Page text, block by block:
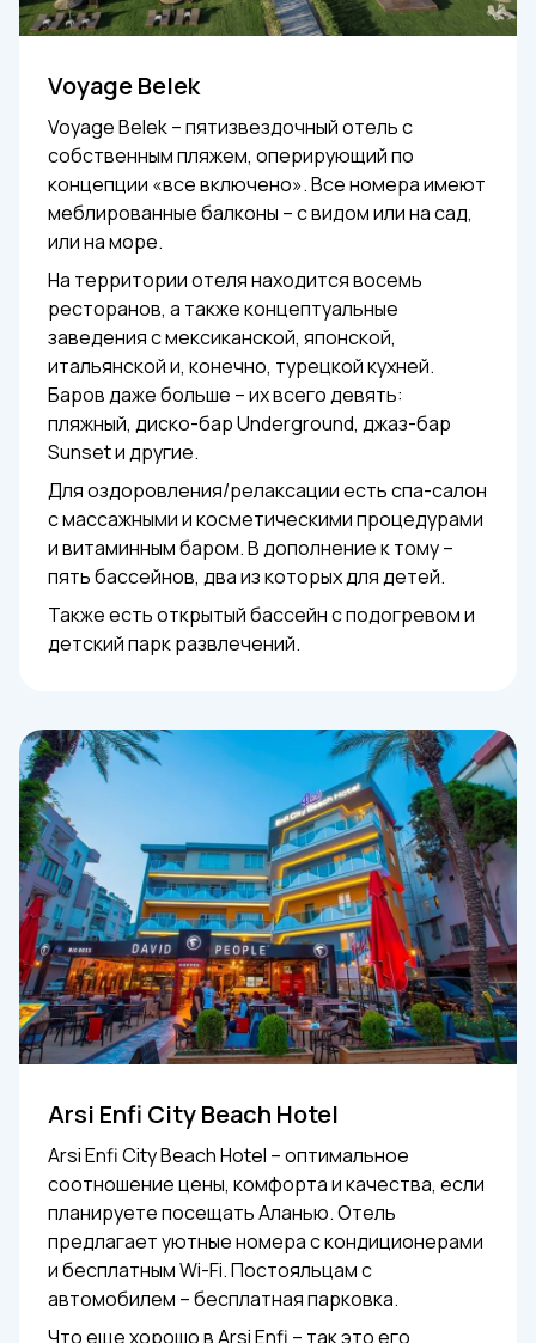
Voyage Belek
Voyage Belek – пятизвездочный отель с
собственным пляжем, оперирующий по
концепции «все включено». Все номера имеют
меблированные балконы – с видом или на сад,
или на море.
На территории отеля находится восемь
ресторанов, а также концептуальные
заведения с мексиканской, японской,
итальянской и, конечно, турецкой кухней.
Баров даже больше – их всего девять:
пляжный, диско-бар Underground, джаз-бар
Sunset и другие.
Для оздоровления/релаксации есть спа-салон
с массажными и косметическими процедурами
и витаминным баром. В дополнение к тому –
пять бассейнов, два из которых для детей.
Также есть открытый бассейн с подогревом и
детский парк развлечений.
Arsi Enfi City Beach Hotel
Arsi Enfi City Beach Hotel – оптимальное
соотношение цены, комфорта и качества, если
планируете посещать Аланью. Отель
предлагает уютные номера с кондиционерами
и бесплатным Wi-Fi. Постояльцам с
автомобилем – бесплатная парковка.
Что еще хорошо в Arsi Enfi – так это его